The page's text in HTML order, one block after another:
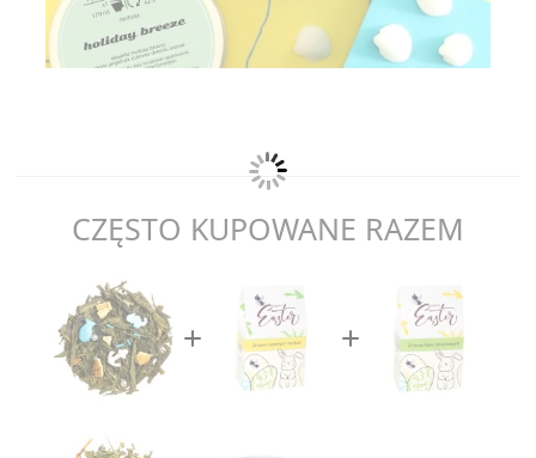
CZĘSTO KUPOWANE RAZEM